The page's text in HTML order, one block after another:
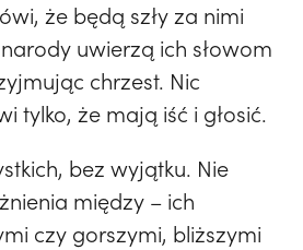
że będą szły za nimi
uwierzą ich słowom
chrzest. Nic
tylko, że mają iść i głosić.
bez wyjątku. Nie
między – ich
czy gorszymi, bliższymi